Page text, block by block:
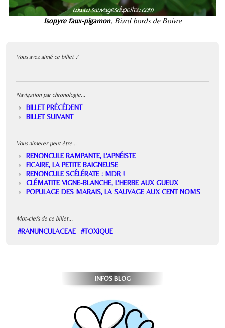
Isopyre faux-pigamon, Biard bords de Boivre
Vous avez aimé ce billet ?
Navigation par chronologie...
BILLET PRÉCÉDENT
BILLET SUIVANT
Vous aimerez peut être...
RENONCULE RAMPANTE, L'APNÉISTE
FICAIRE, LA PETITE BAIGNEUSE
RENONCULE SCÉLÉRATE : MDR !
CLÉMATITE VIGNE-BLANCHE, L'HERBE AUX GUEUX
POPULAGE DES MARAIS, LA SAUVAGE AUX CENT NOMS
Mot-clefs de ce billet...
#RANUNCULACEAE #TOXIQUE
INFOS BLOG